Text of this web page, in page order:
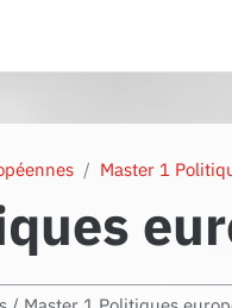
Master 1